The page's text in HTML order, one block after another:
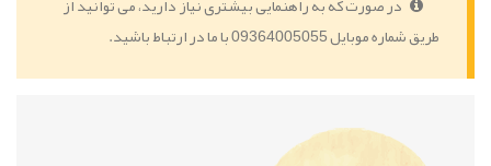
طریق شماره موبایل 09364005055 با ما در ارتباط باشید.